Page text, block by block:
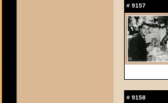
# 9157
# 9158